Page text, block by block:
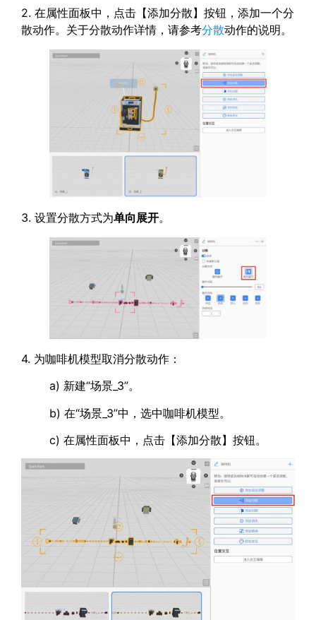
2. 在属性面板中，点击【添加分散】按钮，添加一个分
散动作。关于分散动作详情，请参考分散动作的说明。
3. 设置分散方式为单向展开。
4. 为咖啡机模型取消分散动作：
a) 新建“场景_3”。
b) 在“场景_3”中，选中咖啡机模型。
c) 在属性面板中，点击【添加分散】按钮。